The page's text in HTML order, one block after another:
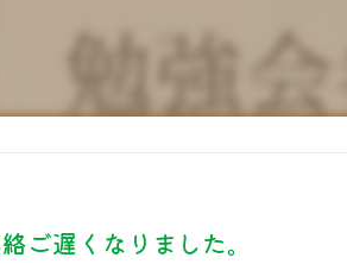
ご遅くなりました。